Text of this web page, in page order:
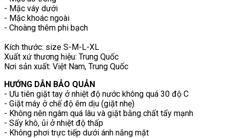
- Mặc váy dưới
- Mặc khoác ngoài
- Choàng thêm phi bạch
Kích thước: size S-M-L-XL
Xuất xứ thương hiệu: Trung Quốc
Nơi sản xuất: Việt Nam, Trung Quốc
HƯỚNG DẪN BẢO QUẢN
- Ưu tiên giặt tay ở nhiệt độ nước không quá 30 độ C
- Giặt máy ở chế độ êm dịu (giặt nhẹ)
- Không nên ngâm quá lâu và giặt bằng chất tẩy mạnh
- Sấy khô, ủi ở nhiệt độ thấp
- Không phơi trực tiếp dưới ánh nắng mặt